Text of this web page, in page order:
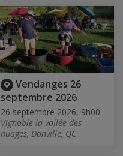
Vendanges 26
septembre 2026
26 septembre 2026, 9h00
Vignoble la vallée des
nuages, Danville, QC